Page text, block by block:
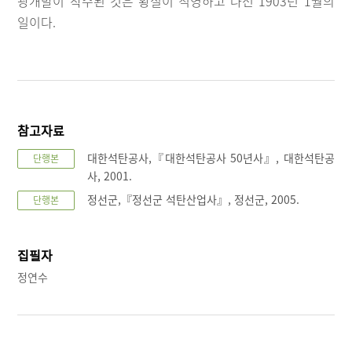
일이다.
참고자료
단행본
대한석탄공사,『대한석탄공사 50년사』, 대한석탄공
사, 2001.
단행본 정선군,『정선군 석탄산업사』, 정선군, 2005.
집필자
정연수